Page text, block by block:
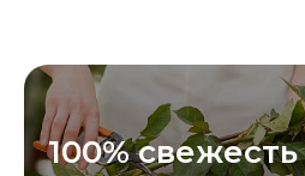
100% свежесть